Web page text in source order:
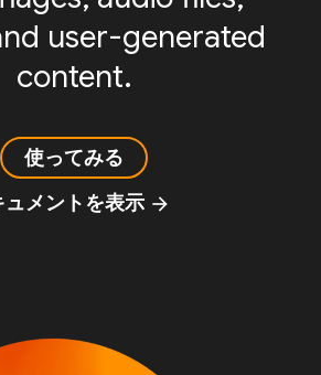
user-generated
content.
使ってみる
ュメントを表示 arrow_forward